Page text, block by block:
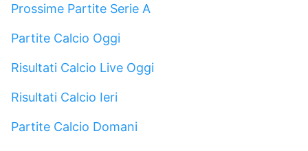
Prossime Partite Serie A
Partite Calcio Oggi
Risultati Calcio Live Oggi
Risultati Calcio Ieri
Partite Calcio Domani